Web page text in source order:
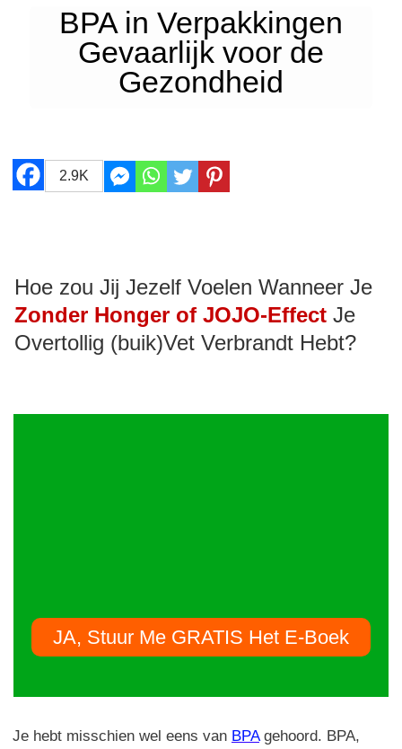
BPA in Verpakkingen
Gevaarlijk voor de
Gezondheid
2.9K
Hoe zou Jij Jezelf Voelen Wanneer Je
Zonder Honger of JOJO-Effect Je
Overtollig (buik)Vet Verbrandt Hebt?
JA, Stuur Me GRATIS Het E-Boek
Je hebt misschien wel eens van BPAgehoord. BPA,